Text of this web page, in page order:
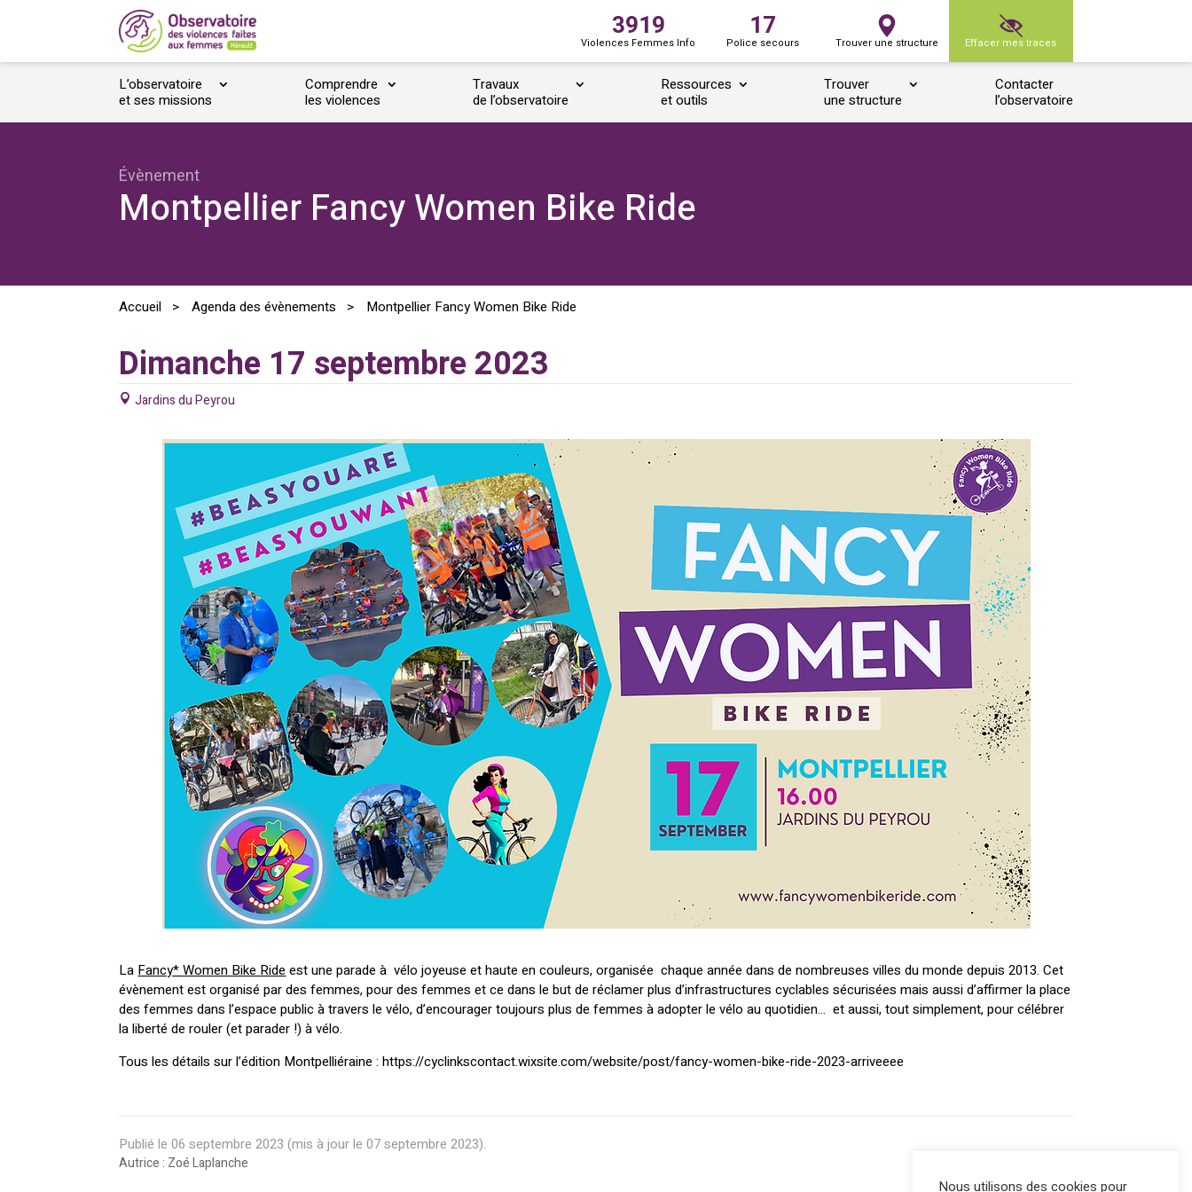
3919
Violences Femmes Info
17
Police secours Trouver une structure Effacer mes traces
L’observatoire
et ses missions
Comprendre
les violences
Travaux
de l’observatoire
Ressources
et outils
Trouver
une structure
Contacter
l’observatoire
Évènement
Montpellier Fancy Women Bike Ride
Accueil > Agenda des évènements > Montpellier Fancy Women Bike Ride
Dimanche 17 septembre 2023
Jardins du Peyrou
La Fancy* Women Bike Ride est une parade à vélo joyeuse et haute en couleurs, organisée chaque année dans de nombreuses villes du monde depuis 2013. Cet
évènement est organisé par des femmes, pour des femmes et ce dans le but de réclamer plus d’infrastructures cyclables sécurisées mais aussi d’affirmer la place
des femmes dans l’espace public à travers le vélo, d’encourager toujours plus de femmes à adopter le vélo au quotidien… et aussi, tout simplement, pour célébrer
la liberté de rouler (et parader !) à vélo.
Tous les détails sur l’édition Montpelliéraine : https://cyclinkscontact.wixsite.com/website/post/fancy-women-bike-ride-2023-arriveeee
Publié le06 septembre 2023 (mis à jour le07 septembre 2023).
Autrice : Zoé Laplanche
Nous utilisons des cookies pour